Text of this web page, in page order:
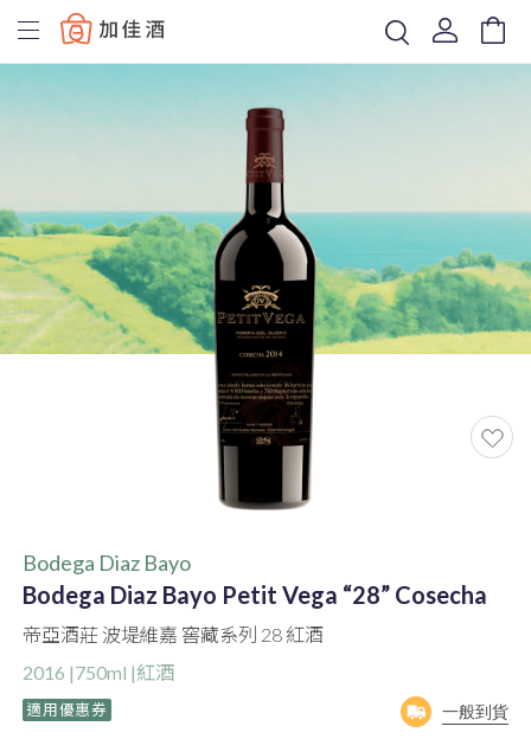
Baccus
Bodega Diaz Bayo
Bodega Diaz Bayo Petit Vega “28” Cosecha
帝亞酒莊 波堤維嘉 窖藏系列 28 紅酒
2016 |750ml |紅酒
適用優惠券 一般到貨